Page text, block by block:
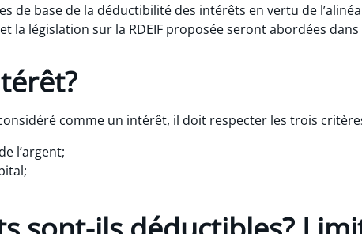
de base de la déductibilité des intérêts en vertu de l’alinéa
la législation sur la RDEIF proposée seront abordées
comme un intérêt, il doit respecter les trois
l’argent;